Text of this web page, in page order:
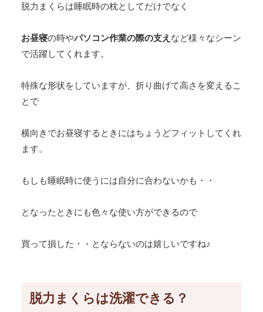
脱力まくらは睡眠時の枕としてだけでなく
お昼寝の時やパソコン作業の際の支え など様々なシーン
で活躍してくれます。
特殊な形状をしていますが、折り曲げて高さを変えるこ
とで
横向きでお昼寝するときにはちょうどフィットしてくれ
ます。
もしも睡眠時に使うには自分に合わないかも・・
となったときにも色々な使い方ができるので
買って損した・・とならないのは嬉しいですね♪
脱力まくらは洗濯できる？